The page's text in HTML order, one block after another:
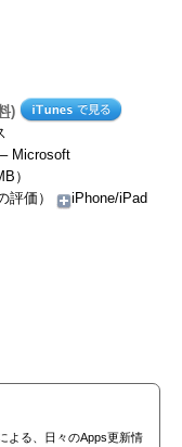
)
Microsoft
）
評価）
iPhone/iPad
よる、日々のApps更新情